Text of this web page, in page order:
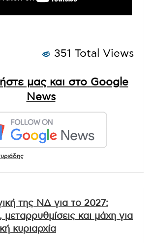
351 Total Views
μας και στο Google
News
της ΝΔ για το 2027:
και μάχη για
κυριαρχία